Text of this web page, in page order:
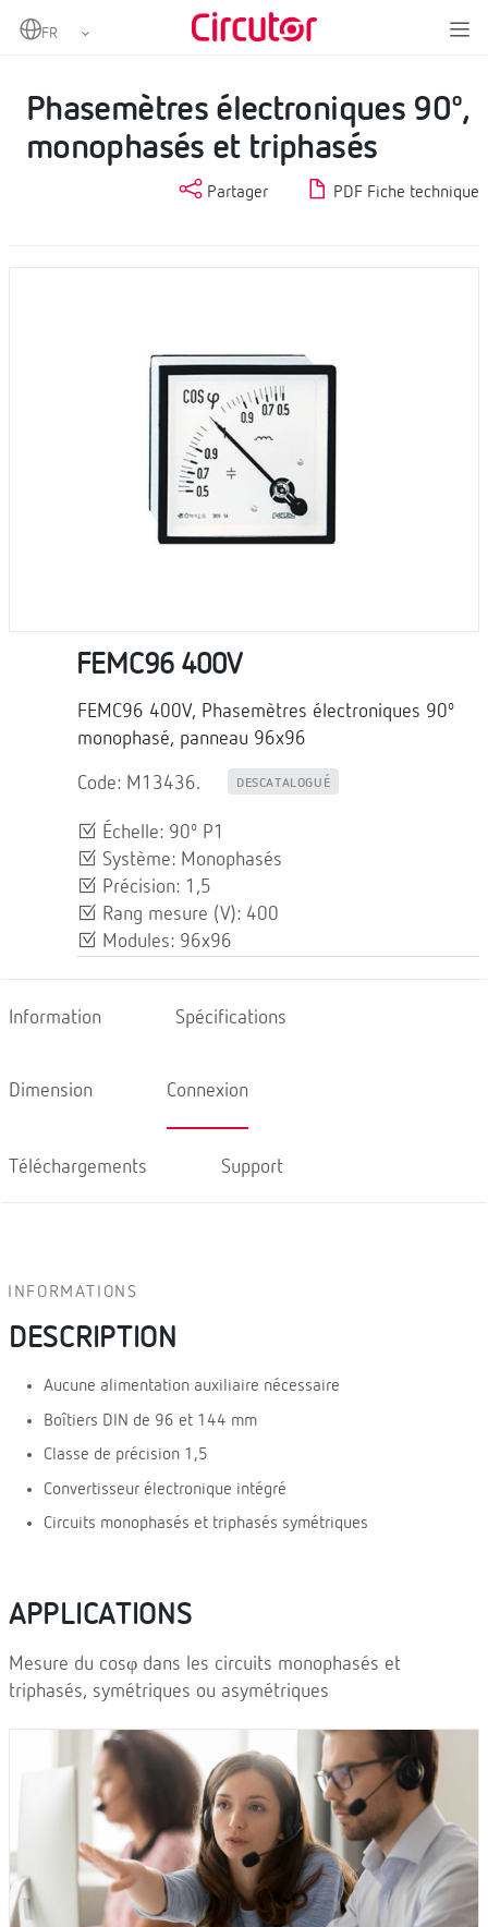
Home Instrumentation analogique
Phasemètres électroniques 90º,
monophasés et triphasés
Partager PDF Fiche technique
FEMC96 400V
FEMC96 400V, Phasemètres électroniques 90º
monophasé, panneau 96x96
Code: M13436. DESCATALOGUÉ
Échelle: 90º P1
Système: Monophasés
Précision: 1,5
Rang mesure (V): 400
Modules: 96x96
Information Spécifications
Dimension Connexion
Téléchargements Support
INFORMATIONS
DESCRIPTION
Aucune alimentation auxiliaire nécessaire
Boîtiers DIN de 96 et 144 mm
Classe de précision 1,5
Convertisseur électronique intégré
Circuits monophasés et triphasés symétriques
APPLICATIONS
Mesure du cosφ dans les circuits monophasés et
triphasés, symétriques ou asymétriques